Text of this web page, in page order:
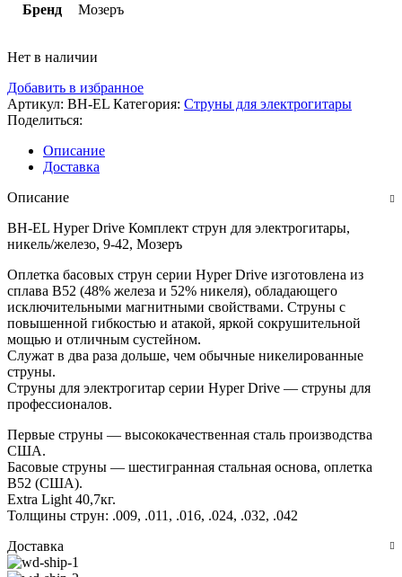
Бренд Мозеръ
Нет в наличии
Добавить в избранное
Артикул: BH-EL Категория: Струны для электрогитары
Поделиться:
Описание
Доставка
Описание
BH-EL Hyper Drive Комплект струн для электрогитары,
никель/железо, 9-42, Мозеръ
Оплетка басовых струн серии Hyper Drive изготовлена из
сплава B52 (48% железа и 52% никеля), обладающего
исключительными магнитными свойствами. Струны с
повышенной гибкостью и атакой, яркой сокрушительной
мощью и отличным сустейном.
Служат в два раза дольше, чем обычные никелированные
струны.
Струны для электрогитар серии Hyper Drive — струны для
профессионалов.
Первые струны — высококачественная сталь производства
США.
Басовые струны — шестигранная стальная основа, оплетка
B52 (США).
Extra Light 40,7кг.
Толщины струн: .009, .011, .016, .024, .032, .042
Доставка